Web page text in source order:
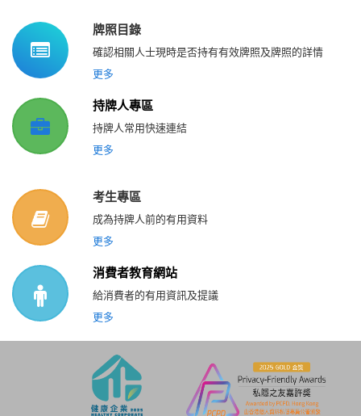
牌照目錄
確認相關人士現時是否持有有效牌照及牌照的詳情
更多
持牌人專區
持牌人常用快速連結
更多
考生專區
成為持牌人前的有用資料
更多
消費者教育網站
給消費者的有用資訊及提議
更多